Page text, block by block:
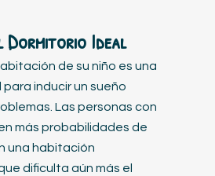
Dormitorio Ideal
de su niño es una
inducir un sueño
Las personas con
más probabilidades de
una habitación
dificulta aún más el